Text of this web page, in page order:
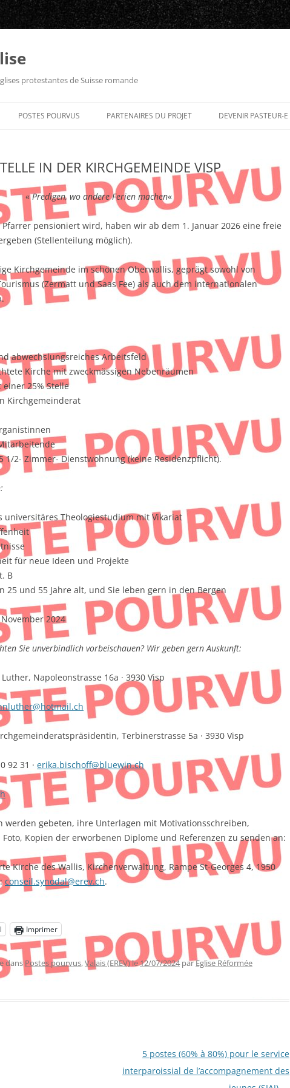
protestantes de Suisse romande
POSTES POURVUS PARTENAIRES DU PROJET DEVENIR PASTEUR-E
IN DER KIRCHGEMEINDE VISP
«Predigen, wo andere Ferien machen«
pensioniert wird, haben wir ab dem 1. Januar 2026 eine freie
(Stellenteilung möglich).
Kirchgemeinde im schönen Oberwallis, geprägt sowohl von
(Zermatt und Saas Fee) als auch dem internationalen
abwechslungsreiches Arbeitsfeld
Kirche mit zweckmässigen Nebenräumen
25% Stelle
Kirchgemeinderat
1/2- Zimmer- Dienstwohnung (keine Residenzpflicht).
universitäres Theologiestudium mit Vikariat
für neue Ideen und Projekte
B
25 und 55 Jahre alt, und Sie leben gern in den Bergen
2024
Sie unverbindlich vorbeischauen? Wir geben gern Auskunft:
Napoleonstrasse 16a · 3930 Visp
Terbinerstrasse 5a · 3930 Visp
92 31 · erika.bischoff@bluewin.ch
werden gebeten, ihre Unterlagen mit Motivationsschreiben,
Kopien der erworbenen Diplome und Referenzen zu senden an:
Kirche des Wallis, Kirchenverwaltung, Rampe St-Georges 4, 1950
conseil.synodal@erev.ch.
Imprimer
dansPostes pourvus,Valais (EREV)le12/07/2024 parEglise Réformée
5 postes (60% à 80%) pour le service
interparoissial de l’accompagnement des